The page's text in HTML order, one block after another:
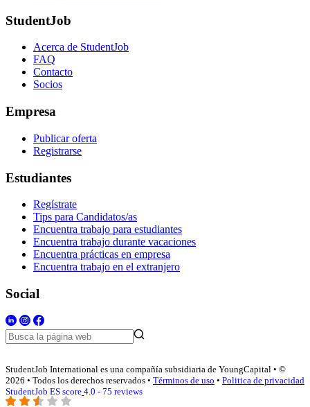
StudentJob
Acerca de StudentJob
FAQ
Contacto
Socios
Empresa
Publicar oferta
Registrarse
Estudiantes
Regístrate
Tips para Candidatos/as
Encuentra trabajo para estudiantes
Encuentra trabajo durante vacaciones
Encuentra prácticas en empresa
Encuentra trabajo en el extranjero
Social
StudentJob International es una compañía subsidiaria de YoungCapital • ©
2026 • Todos los derechos reservados • Términos de uso • Politica de privacidad
StudentJob ES score 4.0 - 75 reviews